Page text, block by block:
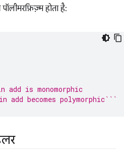
होता है:
is monomorphic
add becomes polymorphic```